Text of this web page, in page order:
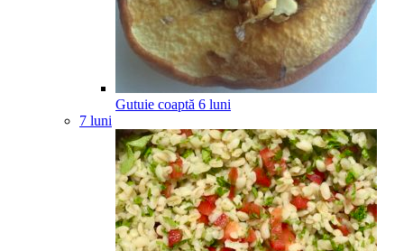
Gutuie coaptă 6 luni
7 luni